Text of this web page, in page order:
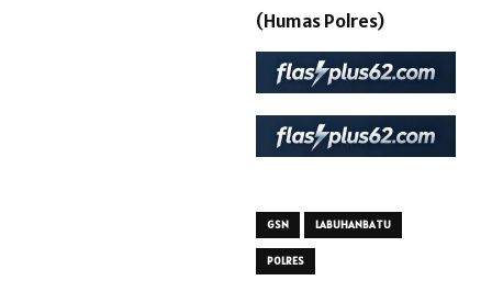
(Humas Polres)
GSN LABUHANBATU
POLRES